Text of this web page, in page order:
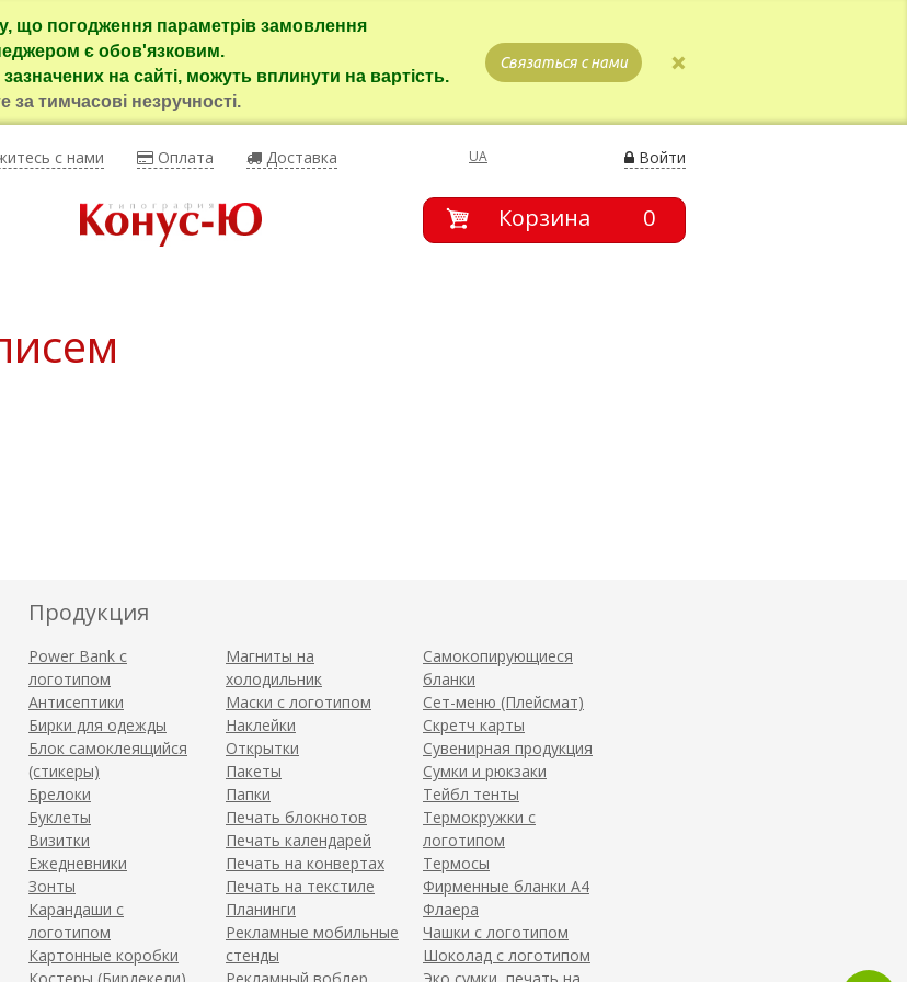
що погодження параметрів замовлення
є обов'язковим.
зазначених на сайті, можуть вплинути на вартість.
за тимчасові незручності.
Связаться с нами
с нами Оплата Доставка UA Войти
Корзина 0
Продукция
Power Bank с
логотипом
Антисептики
Бирки для одежды
Блок самоклеящийся
(стикеры)
Брелоки
Буклеты
Визитки
Ежедневники
Зонты
Карандаши с
логотипом
Картонные коробки
Магниты на
холодильник
Маски с логотипом
Наклейки
Открытки
Пакеты
Папки
Печать блокнотов
Печать календарей
Печать на конвертах
Печать на текстиле
Планинги
Рекламные мобильные
стенды
Самокопирующиеся
бланки
Сет-меню (Плейсмат)
Скретч карты
Сувенирная продукция
Сумки и рюкзаки
Тейбл тенты
Термокружки с
логотипом
Термосы
Фирменные бланки А4
Флаера
Чашки с логотипом
Шоколад с логотипом